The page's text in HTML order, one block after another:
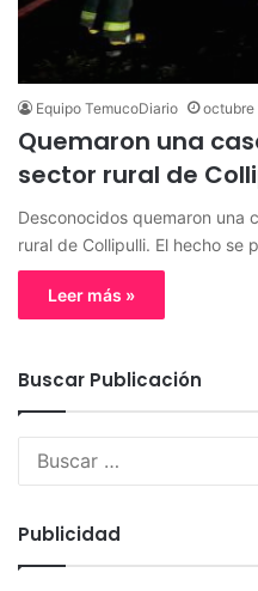
Equipo TemucoDiario octubre
Quemaron una
sector rural de
Desconocidos quemaron una
rural de Collipulli. El hecho se
Leer más »
Buscar Publicación
Publicidad